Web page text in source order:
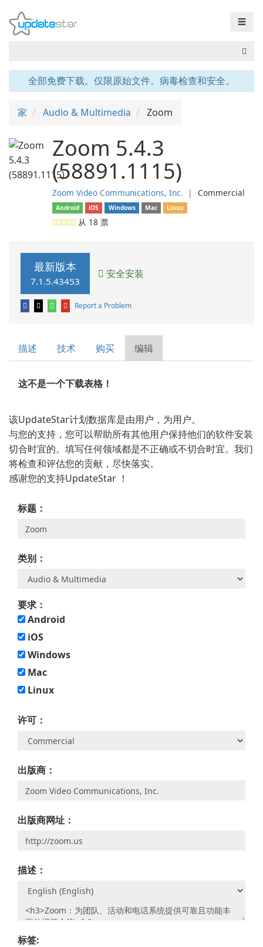
☰
全部免费下载。仅限原始文件。病毒检查和安全。
家 Audio & Multimedia Zoom
Zoom 5.4.3
(58891.1115)
Zoom Video Communications, Inc. ❘ Commercial
Android iOS Windows Mac Linux
从 18 票
最新版本
7.1.5.43453
安全安装
Report a Problem
描述 技术 购买 编辑
这不是一个下载表格！
该UpdateStar计划数据库是由用户，为用户。
与您的支持，您可以帮助所有其他用户保持他们的软件安装
切合时宜的。填写任何领域都是不正确或不切合时宜。我们
将检查和评估您的贡献，尽快落实。
感谢您的支持UpdateStar ！
标题：
类别：
要求：
Android
iOS
Windows
Mac
Linux
许可：
出版商：
出版商网址：
描述：
标签: